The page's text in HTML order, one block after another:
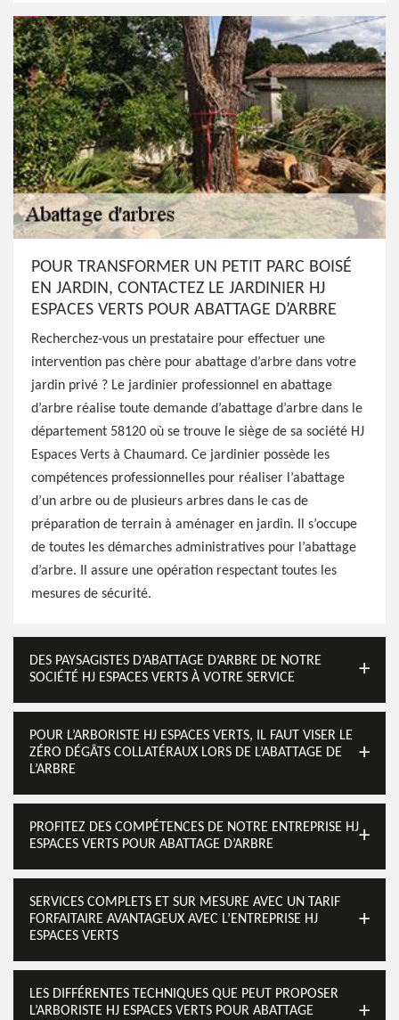
POUR TRANSFORMER UN PETIT PARC BOISÉ
EN JARDIN, CONTACTEZ LE JARDINIER HJ
ESPACES VERTS POUR ABATTAGE D’ARBRE
Recherchez-vous un prestataire pour effectuer une
intervention pas chère pour abattage d’arbre dans votre
jardin privé ? Le jardinier professionnel en abattage
d’arbre réalise toute demande d’abattage d’arbre dans le
département 58120 où se trouve le siège de sa société HJ
Espaces Verts à Chaumard. Ce jardinier possède les
compétences professionnelles pour réaliser l’abattage
d’un arbre ou de plusieurs arbres dans le cas de
préparation de terrain à aménager en jardin. Il s’occupe
de toutes les démarches administratives pour l’abattage
d’arbre. Il assure une opération respectant toutes les
mesures de sécurité.
DES PAYSAGISTES D’ABATTAGE D’ARBRE DE NOTRE
SOCIÉTÉ HJ ESPACES VERTS À VOTRE SERVICE
POUR L’ARBORISTE HJ ESPACES VERTS, IL FAUT VISER LE
ZÉRO DÉGÂTS COLLATÉRAUX LORS DE L’ABATTAGE DE
L’ARBRE
PROFITEZ DES COMPÉTENCES DE NOTRE ENTREPRISE HJ
ESPACES VERTS POUR ABATTAGE D’ARBRE
SERVICES COMPLETS ET SUR MESURE AVEC UN TARIF
FORFAITAIRE AVANTAGEUX AVEC L’ENTREPRISE HJ
ESPACES VERTS
LES DIFFÉRENTES TECHNIQUES QUE PEUT PROPOSER
L’ARBORISTE HJ ESPACES VERTS POUR ABATTAGE